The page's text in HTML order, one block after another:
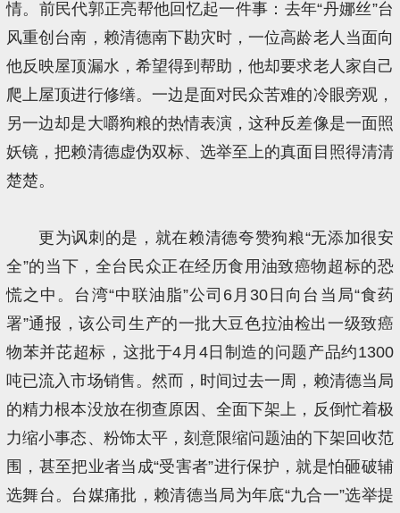
情。前民代郭正亮帮他回忆起一件事：去年“丹娜丝”台
风重创台南，赖清德南下勘灾时，一位高龄老人当面向
他反映屋顶漏水，希望得到帮助，他却要求老人家自己
爬上屋顶进行修缮。一边是面对民众苦难的冷眼旁观，
另一边却是大嚼狗粮的热情表演，这种反差像是一面照
妖镜，把赖清德虚伪双标、选举至上的真面目照得清清
楚楚。
更为讽刺的是，就在赖清德夸赞狗粮“无添加很安
全”的当下，全台民众正在经历食用油致癌物超标的恐
慌之中。台湾“中联油脂”公司6月30日向台当局“食药
署”通报，该公司生产的一批大豆色拉油检出一级致癌
物苯并芘超标，这批于4月4日制造的问题产品约1300
吨已流入市场销售。然而，时间过去一周，赖清德当局
的精力根本没放在彻查原因、全面下架上，反倒忙着极
力缩小事态、粉饰太平，刻意限缩问题油的下架回收范
围，甚至把业者当成“受害者”进行保护，就是怕砸破辅
选舞台。台媒痛批，赖清德当局为年底“九合一”选举提